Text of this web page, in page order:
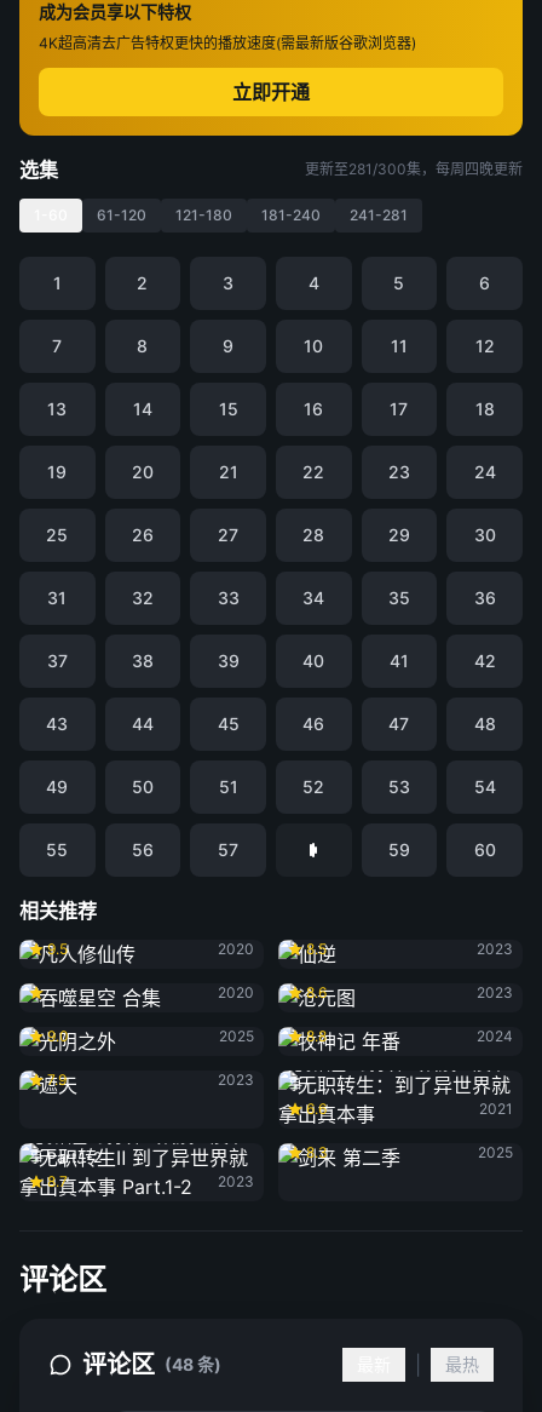
成为会员享以下特权
4K超高清去广告特权更快的播放速度(需最新版谷歌浏览器)
立即开通
选集 更新至281/300集，每周四晚更新
61-120 121-180 181-240 241-281
1 2 3 4 5 6
7 8 9 10 11 12
13 14 15 16 17 18
19 20 21 22 23 24
25 26 27 28 29 30
31 32 33 34 35 36
37 38 39 40 41 42
43 44 45 46 47 48
49 50 51 52 53 54
55 56 57 59 60
相关推荐
凡人修仙传
9.5
2020
8.5
2023
吞噬星空 合集
2020
沧元图
8.6
2023
光阴之外
9.0
2025
牧神记 年番
8.8
2024
遮天
7.9
2023
事
6.6
2021
事 Part.1-2
8.7
2023
剑来 第二季
8.3
2025
评论区
评论区 (48 条) 最热